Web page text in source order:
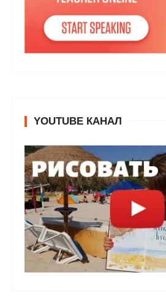
YOUTUBE КАНАЛ